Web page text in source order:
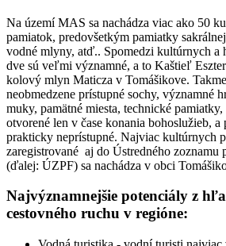
Na území MAS sa nachádza viac ako 50
pamiatok, predovšetkým pamiatky
vodné mlyny, atď.. Spomedzi kultúrnych a
dve sú veľmi významné, a to Kaštieľ
kolový mlyn Maticza v Tomášikove.
neobmedzene prístupné sochy, významné
muky, pamätné miesta, technické
otvorené len v čase konania bohoslužieb, a
prakticky neprístupné. Najviac kultúrnych
zaregistrované aj do Ústredného zoznamu
(ďalej: ÚZPF) sa nachádza v obci
Najvýznamnejšie potenciály z
cestovného ruchu v regióne: